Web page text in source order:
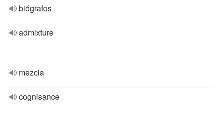
biógrafos
admixture
mezcla
cognisance